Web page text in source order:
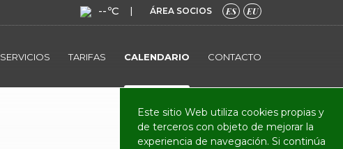
--ºC ÁREA SOCIOS ES EU
SERVICIOS TARIFAS CALENDARIO CONTACTO
Este sitio Web utiliza cookies propias y
de terceros con objeto de mejorar la
experiencia de navegación. Si continúa